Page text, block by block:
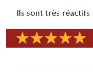
Ils sont très réactifs